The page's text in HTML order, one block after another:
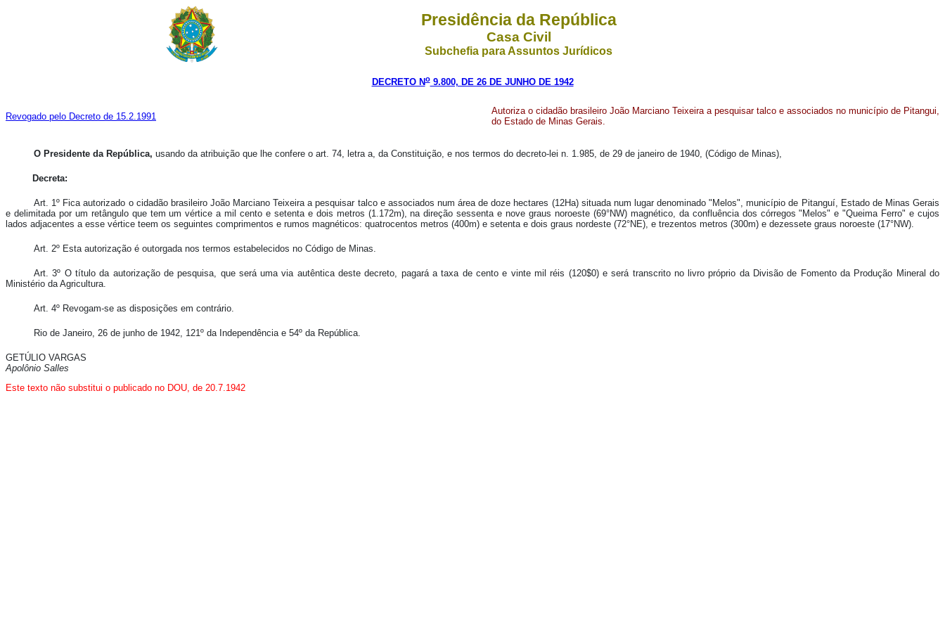
Presidência da República
Casa Civil
Subchefia para Assuntos Jurídicos
DECRETO No9.800, DE 26 DE JUNHO DE 1942
Revogado pelo Decreto de 15.2.1991
Autoriza o cidadão brasileiro João Marciano Teixeira a pesquisar talco e associados no município de Pitangui,
do Estado de Minas Gerais.
O Presidente da República, usando da atribuição que lhe confere o art. 74, letra a, da Constituição, e nos termos do decreto-lei n. 1.985, de 29 de janeiro de 1940, (Código de Minas),
Decreta:
Art. 1º Fica autorizado o cidadão brasileiro João Marciano Teixeira a pesquisar talco e associados num área de doze hectares (12Ha) situada num lugar denominado "Melos", município de Pitanguí, Estado de Minas Gerais
e delimitada por um retângulo que tem um vértice a mil cento e setenta e dois metros (1.172m), na direção sessenta e nove graus noroeste (69°NW) magnético, da confluência dos córregos "Melos" e "Queima Ferro" e cujos
lados adjacentes a esse vértice teem os seguintes comprimentos e rumos magnéticos: quatrocentos metros (400m) e setenta e dois graus nordeste (72°NE), e trezentos metros (300m) e dezessete graus noroeste (17°NW).
Art. 2º Esta autorização é outorgada nos termos estabelecidos no Código de Minas.
Art. 3º O título da autorização de pesquisa, que será uma via autêntica deste decreto, pagará a taxa de cento e vinte mil réis (120$0) e será transcrito no livro próprio da Divisão de Fomento da Produção Mineral do
Ministério da Agricultura.
Art. 4º Revogam-se as disposições em contrário.
Rio de Janeiro, 26 de junho de 1942, 121º da Independência e 54º da República.
GETÚLIO VARGAS
Apolônio Salles
Este texto não substitui o publicado no DOU, de 20.7.1942